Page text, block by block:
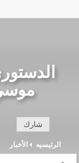
موسي
شارك
الرئيسيه الأخبار